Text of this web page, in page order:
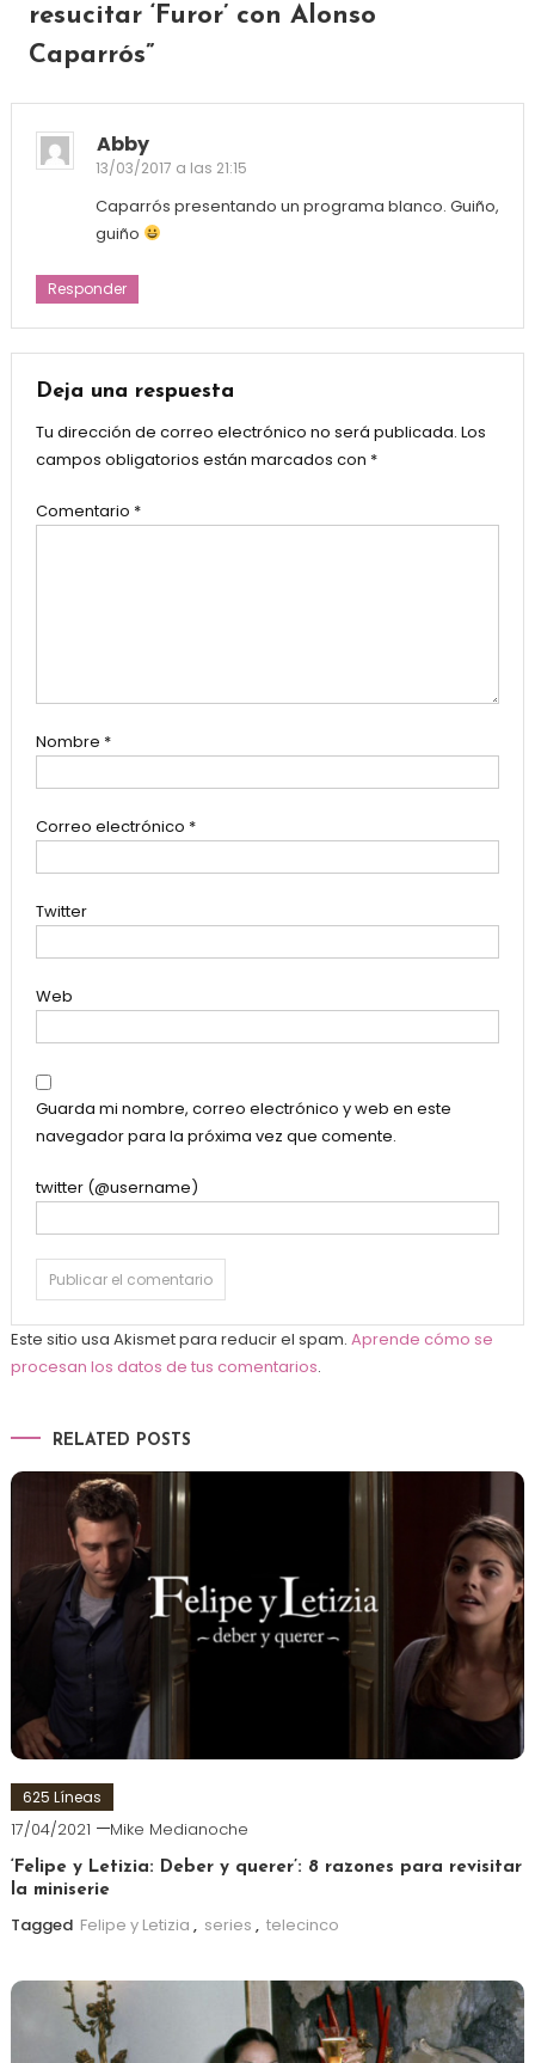
resucitar ‘Furor’ con Alonso
Caparrós”
Abby
13/03/2017 a las 21:15
Caparrós presentando un programa blanco. Guiño,
guiño
Responder
Deja una respuesta
Tu dirección de correo electrónico no será publicada. Los
campos obligatorios están marcados con *
Comentario *
Nombre *
Correo electrónico *
Twitter
Web
Guarda mi nombre, correo electrónico y web en este
navegador para la próxima vez que comente.
twitter (@username)
Este sitio usa Akismet para reducir el spam. Aprende cómo se
procesan los datos de tus comentarios.
RELATED POSTS
625 Líneas
17/04/2021 Mike Medianoche
‘Felipe y Letizia: Deber y querer’: 8 razones para revisitar
la miniserie
Tagged Felipe y Letizia , series , telecinco